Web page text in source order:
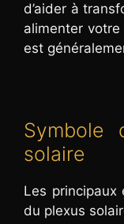
d’aider à
alimenter
est
Symbole
solaire
Les principaux
du plexus